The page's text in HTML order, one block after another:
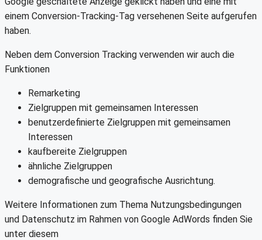
einem Conversion-Tracking-Tag versehenen Seite aufgerufen
haben.
Neben dem Conversion Tracking verwenden wir auch die
Funktionen
Remarketing
Zielgruppen mit gemeinsamen Interessen
benutzerdefinierte Zielgruppen mit gemeinsamen
Interessen
kaufbereite Zielgruppen
ähnliche Zielgruppen
demografische und geografische Ausrichtung.
Weitere Informationen zum Thema Nutzungsbedingungen
und Datenschutz im Rahmen von Google AdWords finden Sie
unter diesem